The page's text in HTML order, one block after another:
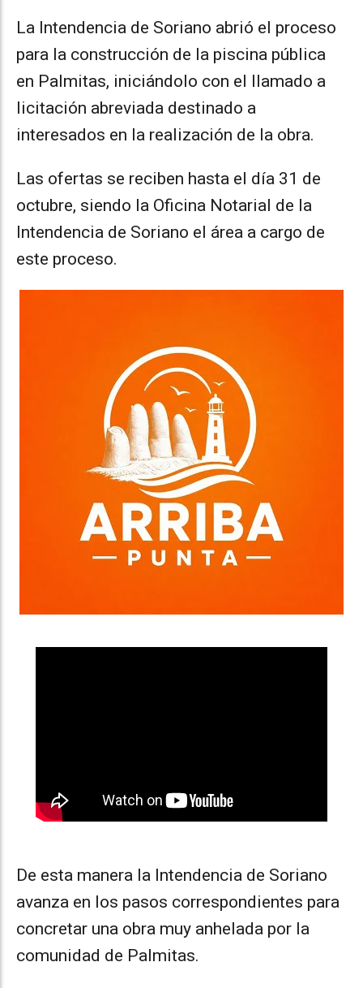
La Intendencia de Soriano abrió el proceso
para la construcción de la piscina pública
en Palmitas, iniciándolo con el llamado a
licitación abreviada destinado a
interesados en la realización de la obra.
Las ofertas se reciben hasta el día 31 de
octubre, siendo la Oficina Notarial de la
Intendencia de Soriano el área a cargo de
este proceso.
De esta manera la Intendencia de Soriano
avanza en los pasos correspondientes para
concretar una obra muy anhelada por la
comunidad de Palmitas.